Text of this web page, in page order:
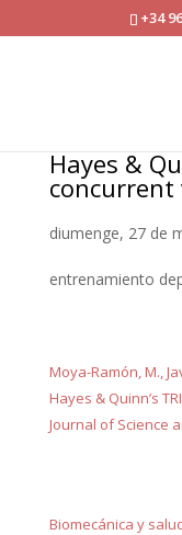
+34
Hayes &
diumenge, 27 de
entrenamiento
Moya-Ramón, M.,
Hayes & Quinn’s
Journal of Science
Biomecánica y